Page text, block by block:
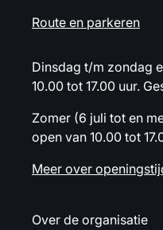
Route en parkeren
Dinsdag t/m zondag
10.00 tot 17.00 uur.
Zomer (6 juli tot en
open van 10.00 tot
Meer over
Over de organisatie